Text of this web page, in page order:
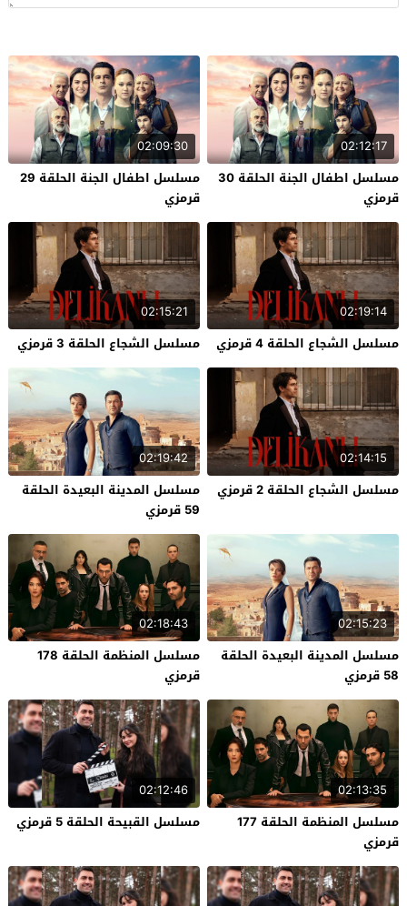
02:12:17
مسلسل اطفال الجنة الحلقة 30
قرمزي
02:09:30
مسلسل اطفال الجنة الحلقة 29
قرمزي
02:19:14
مسلسل الشجاع الحلقة 4 قرمزي
02:15:21
مسلسل الشجاع الحلقة 3 قرمزي
02:14:15
مسلسل الشجاع الحلقة 2 قرمزي
02:19:42
مسلسل المدينة البعيدة الحلقة
59 قرمزي
02:15:23
مسلسل المدينة البعيدة الحلقة
58 قرمزي
02:18:43
مسلسل المنظمة الحلقة 178
قرمزي
02:13:35
مسلسل المنظمة الحلقة 177
قرمزي
02:12:46
مسلسل القبيحة الحلقة 5 قرمزي